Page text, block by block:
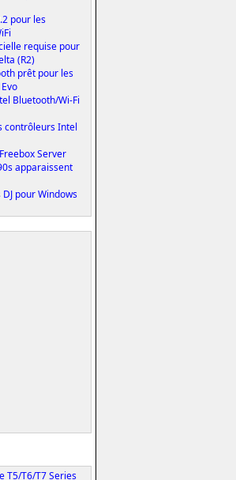
pour les
requise pour
(R2)
prêt pour les
Bluetooth/Wi-Fi
contrôleurs Intel
Server
apparaissent
pour Windows
T5/T6/T7 Series